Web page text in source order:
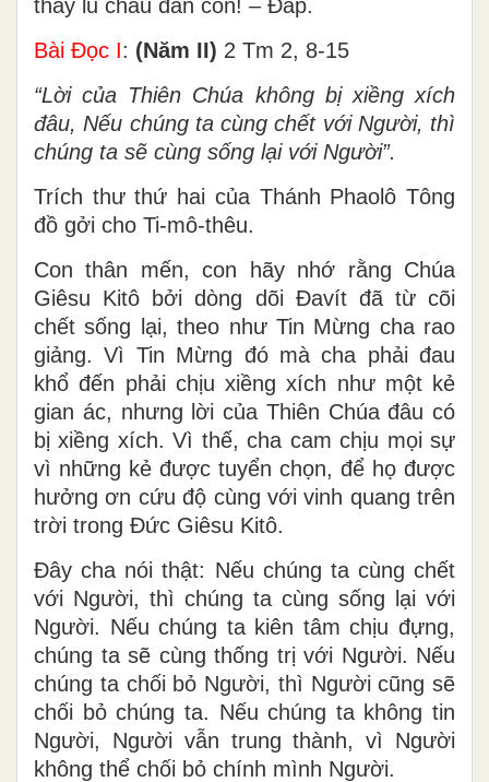
thấy lũ cháu đàn con! – Ðáp.
Bài Ðọc I: (Năm II) 2 Tm 2, 8-15
“Lời của Thiên Chúa không bị xiềng xích
đâu, Nếu chúng ta cùng chết với Người, thì
chúng ta sẽ cùng sống lại với Người”.
Trích thư thứ hai của Thánh Phaolô Tông
đồ gởi cho Ti-mô-thêu.
Con thân mến, con hãy nhớ rằng Chúa
Giêsu Kitô bởi dòng dõi Ðavít đã từ cõi
chết sống lại, theo như Tin Mừng cha rao
giảng. Vì Tin Mừng đó mà cha phải đau
khổ đến phải chịu xiềng xích như một kẻ
gian ác, nhưng lời của Thiên Chúa đâu có
bị xiềng xích. Vì thế, cha cam chịu mọi sự
vì những kẻ được tuyển chọn, để họ được
hưởng ơn cứu độ cùng với vinh quang trên
trời trong Ðức Giêsu Kitô.
Ðây cha nói thật: Nếu chúng ta cùng chết
với Người, thì chúng ta cùng sống lại với
Người. Nếu chúng ta kiên tâm chịu đựng,
chúng ta sẽ cùng thống trị với Người. Nếu
chúng ta chối bỏ Người, thì Người cũng sẽ
chối bỏ chúng ta. Nếu chúng ta không tin
Người, Người vẫn trung thành, vì Người
không thể chối bỏ chính mình Người.